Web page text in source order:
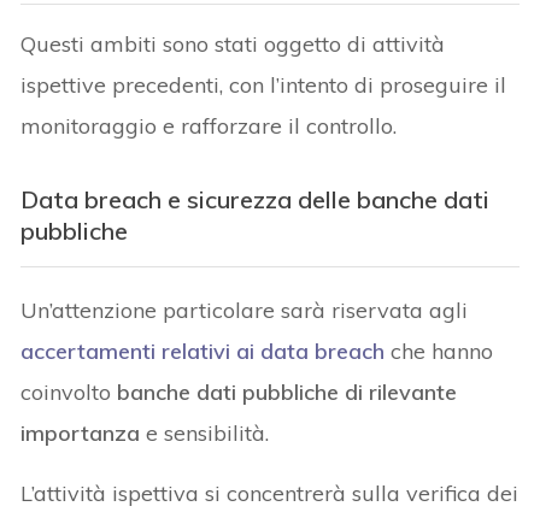
Questi ambiti sono stati oggetto di attività
ispettive precedenti, con l’intento di proseguire il
monitoraggio e rafforzare il controllo.
Data breach e sicurezza delle banche dati
pubbliche
Un’attenzione particolare sarà riservata agli
accertamenti relativi ai data breach che hanno
coinvolto banche dati pubbliche di rilevante
importanza e sensibilità.
L’attività ispettiva si concentrerà sulla verifica dei